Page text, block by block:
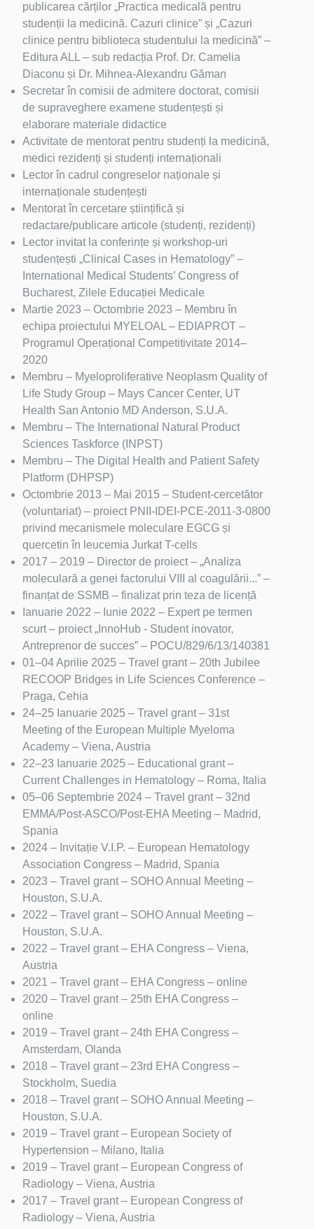
publicarea cărților „Practica medicală pentru
studenții la medicină. Cazuri clinice” și „Cazuri
clinice pentru biblioteca studentului la medicină” –
Editura ALL – sub redacția Prof. Dr. Camelia
Diaconu și Dr. Mihnea-Alexandru Găman
Secretar în comisii de admitere doctorat, comisii
de supraveghere examene studențești și
elaborare materiale didactice
Activitate de mentorat pentru studenți la medicină,
medici rezidenți și studenți internaționali
Lector în cadrul congreselor naționale și
internaționale studențești
Mentorat în cercetare științifică și
redactare/publicare articole (studenți, rezidenți)
Lector invitat la conferințe și workshop-uri
studențești „Clinical Cases in Hematology” –
International Medical Students’ Congress of
Bucharest, Zilele Educației Medicale
Martie 2023 – Octombrie 2023 – Membru în
echipa proiectului MYELOAL – EDIAPROT –
Programul Operațional Competitivitate 2014–
2020
Membru – Myeloproliferative Neoplasm Quality of
Life Study Group – Mays Cancer Center, UT
Health San Antonio MD Anderson, S.U.A.
Membru – The International Natural Product
Sciences Taskforce (INPST)
Membru – The Digital Health and Patient Safety
Platform (DHPSP)
Octombrie 2013 – Mai 2015 – Student-cercetător
(voluntariat) – proiect PNII-IDEI-PCE-2011-3-0800
privind mecanismele moleculare EGCG și
quercetin în leucemia Jurkat T-cells
2017 – 2019 – Director de proiect – „Analiza
moleculară a genei factorului VIII al coagulării...” –
finanțat de SSMB – finalizat prin teza de licență
Ianuarie 2022 – Iunie 2022 – Expert pe termen
scurt – proiect „InnoHub - Student inovator,
Antreprenor de succes” – POCU/829/6/13/140381
01–04 Aprilie 2025 – Travel grant – 20th Jubilee
RECOOP Bridges in Life Sciences Conference –
Praga, Cehia
24–25 Ianuarie 2025 – Travel grant – 31st
Meeting of the European Multiple Myeloma
Academy – Viena, Austria
22–23 Ianuarie 2025 – Educational grant –
Current Challenges in Hematology – Roma, Italia
05–06 Septembrie 2024 – Travel grant – 32nd
EMMA/Post-ASCO/Post-EHA Meeting – Madrid,
Spania
2024 – Invitație V.I.P. – European Hematology
Association Congress – Madrid, Spania
2023 – Travel grant – SOHO Annual Meeting –
Houston, S.U.A.
2022 – Travel grant – SOHO Annual Meeting –
Houston, S.U.A.
2022 – Travel grant – EHA Congress – Viena,
Austria
2021 – Travel grant – EHA Congress – online
2020 – Travel grant – 25th EHA Congress –
online
2019 – Travel grant – 24th EHA Congress –
Amsterdam, Olanda
2018 – Travel grant – 23rd EHA Congress –
Stockholm, Suedia
2018 – Travel grant – SOHO Annual Meeting –
Houston, S.U.A.
2019 – Travel grant – European Society of
Hypertension – Milano, Italia
2019 – Travel grant – European Congress of
Radiology – Viena, Austria
2017 – Travel grant – European Congress of
Radiology – Viena, Austria